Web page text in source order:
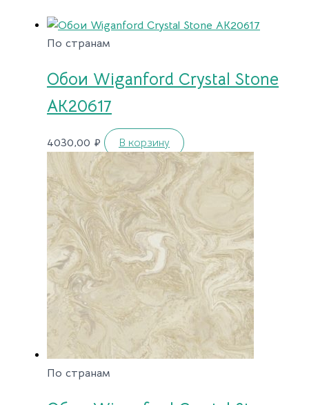
По странам
Обои Wiganford Crystal Stone
AK20617
4030,00 ₽ В корзину
По странам